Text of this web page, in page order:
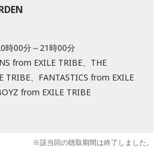
時00分～21時00分
from EXILE TRIBE、THE
TRIBE、FANTASTICS from EXILE
from EXILE TRIBE
※該当回の聴取期間は終了しました。